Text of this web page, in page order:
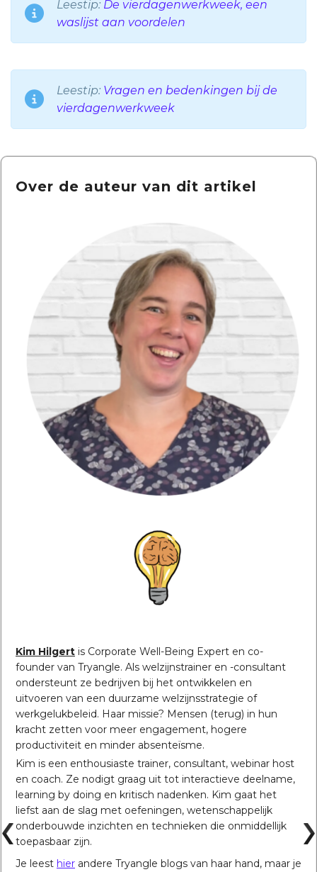
Leestip: De vierdagenwerkweek, een
waslijst aan voordelen
Leestip: Vragen en bedenkingen bij de
vierdagenwerkweek
Over de auteur van dit artikel
Kim Hilgert is Corporate Well-Being Expert en co-
founder van Tryangle. Als welzijnstrainer en -consultant
ondersteunt ze bedrijven bij het ontwikkelen en
uitvoeren van een duurzame welzijnsstrategie of
werkgelukbeleid. Haar missie? Mensen (terug) in hun
kracht zetten voor meer engagement, hogere
productiviteit en minder absenteïsme.
Kim is een enthousiaste trainer, consultant, webinar host
en coach. Ze nodigt graag uit tot interactieve deelname,
learning by doing en kritisch nadenken. Kim gaat het
liefst aan de slag met oefeningen, wetenschappelijk
onderbouwde inzichten en technieken die onmiddellijk
toepasbaar zijn.
Je leest hier andere Tryangle blogs van haar hand, maar je